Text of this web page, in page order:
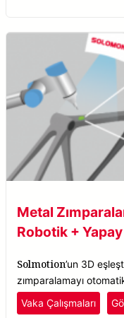
Metal
Robotik + Yapay
Solmotion’un 3D
zımparalamayı
kaliteyi artırın, israfı
Vaka Çalışmaları